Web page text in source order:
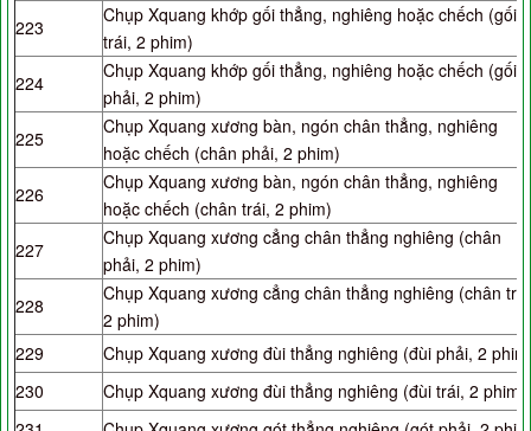
223
Chụp Xquang khớp gối thẳng, nghiêng hoặc chếch (gối
trái, 2 phim)
224
Chụp Xquang khớp gối thẳng, nghiêng hoặc chếch (gối
phải, 2 phim)
225
Chụp Xquang xương bàn, ngón chân thẳng, nghiêng
hoặc chếch (chân phải, 2 phim)
226
Chụp Xquang xương bàn, ngón chân thẳng, nghiêng
hoặc chếch (chân trái, 2 phim)
227
Chụp Xquang xương cẳng chân thẳng nghiêng (chân
phải, 2 phim)
228
Chụp Xquang xương cẳng chân thẳng nghiêng (chân
2 phim)
229
Chụp Xquang xương đùi thẳng nghiêng (đùi phải, 2
230
Chụp Xquang xương đùi thẳng nghiêng (đùi trái, 2 phim)